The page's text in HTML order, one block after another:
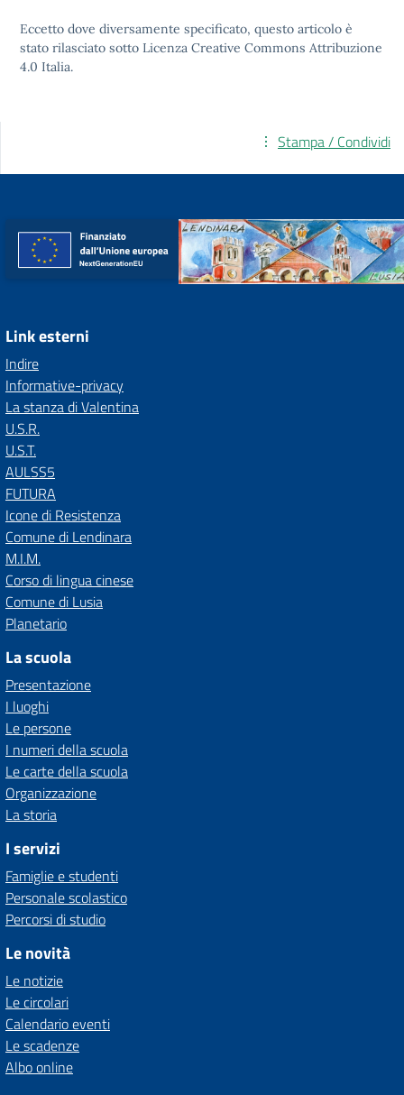
Eccetto dove diversamente specificato, questo articolo è
stato rilasciato sotto Licenza Creative Commons Attribuzione
4.0 Italia.
Stampa / Condividi
Link esterni
Indire
Informative-privacy
La stanza di Valentina
U.S.R.
U.S.T.
AULSS5
FUTURA
Icone di Resistenza
Comune di Lendinara
M.I.M.
Corso di lingua cinese
Comune di Lusia
Planetario
La scuola
Presentazione
I luoghi
Le persone
I numeri della scuola
Le carte della scuola
Organizzazione
La storia
I servizi
Famiglie e studenti
Personale scolastico
Percorsi di studio
Le novità
Le notizie
Le circolari
Calendario eventi
Le scadenze
Albo online